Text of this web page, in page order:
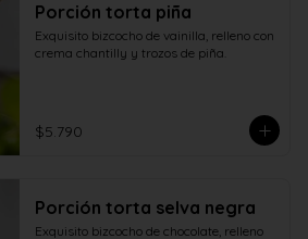
Porción torta piña
Exquisito bizcocho de vainilla, relleno con
crema chantilly y trozos de piña.
$5.790
Porción torta selva negra
Exquisito bizcocho de chocolate, relleno